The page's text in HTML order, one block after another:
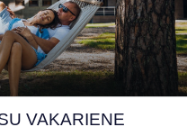
VAKARIENE